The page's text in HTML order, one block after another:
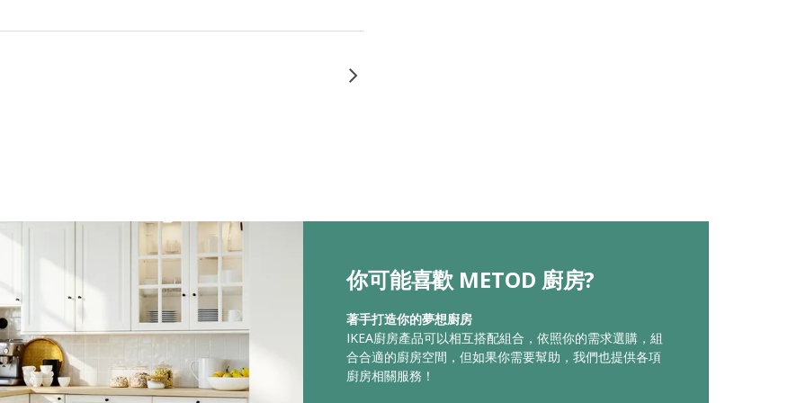
你可能喜歡 METOD 廚房?
著手打造你的夢想廚房
IKEA廚房產品可以相互搭配組合，依照你的需求選購，組
合合適的廚房空間，但如果你需要幫助，我們也提供各項
廚房相關服務！